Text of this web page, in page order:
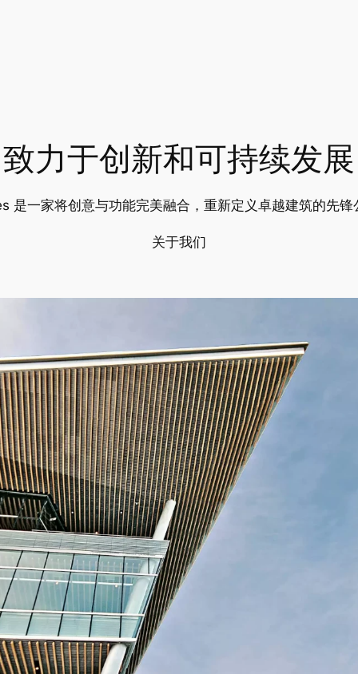
致力于创新和可持续发展
是一家将创意与功能完美融合，重新定义卓越建筑的先锋
关于我们